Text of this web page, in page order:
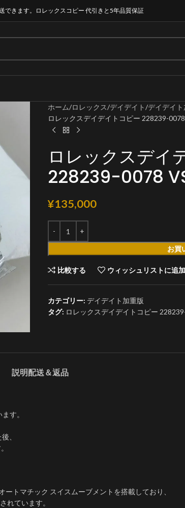
できます。ロレックスコピー 代引きと5年品質保証
ホーム ロレックス デイデイト デイデイ
ロレックスデイデイトコピー 228239-
ロレックスデイ
228239-0078
¥135,000
お買
比較する ウィッシュリストに追
カテゴリー: デイデイト加重版
タグ: ロレックスデイデイトコピー
説明配送＆返品
す。
、
トマチック スイスムーブメントを搭載しており、
れています。